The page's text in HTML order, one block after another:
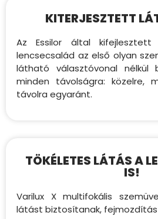
KITERJESZTETT
Az Essilor által kifejlesztett
lencsecsalád az első olyan
látható választóvonal nélkül
minden távolságra: közelre,
távolra egyaránt.
TÖKÉLETES LÁTÁS A
IS!
Varilux X multifokális
látást biztosítanak, fejmozdítás